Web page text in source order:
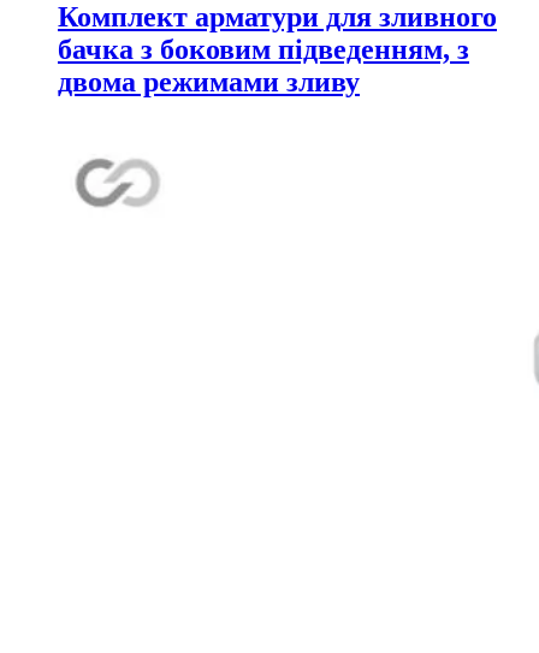
Комплект арматури для зливного
бачка з боковим підведенням, з
двома режимами зливу